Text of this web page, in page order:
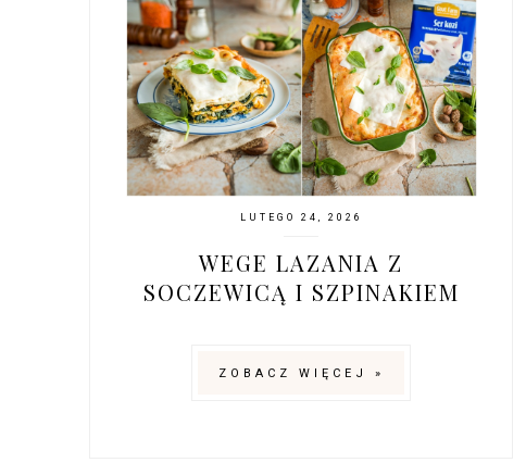
LUTEGO 24, 2026
WEGE LAZANIA Z
SOCZEWICĄ I SZPINAKIEM
ZOBACZ WIĘCEJ »